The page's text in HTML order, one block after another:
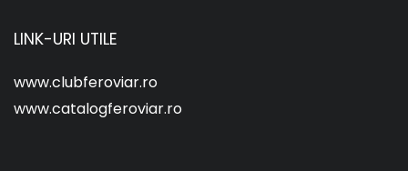
LINK-URI UTILE
www.clubferoviar.ro
www.catalogferoviar.ro